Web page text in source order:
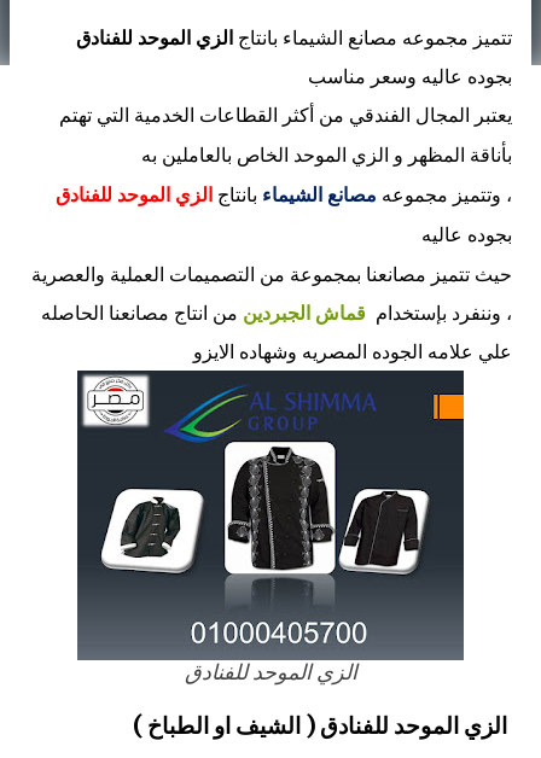
تتميز مجموعه مصانع الشيماء بانتاج الزي الموحد للفنادق
بجوده عاليه وسعر مناسب
يعتبر المجال الفندقي من أكثر القطاعات الخدمية التي تهتم
بأناقة المظهر و الزي الموحد الخاص بالعاملين به
، وتتميز مجموعه مصانع الشيماء بانتاج الزي الموحد للفنادق
بجوده عاليه
حيث تتميز مصانعنا بمجموعة من التصميمات العملية والعصرية
، وننفرد بإستخدام قماش الجبردين من انتاج مصانعنا الحاصله
علي علامه الجوده المصريه وشهاده الايزو
الزي الموحد للفنادق
الزي الموحد للفنادق ( الشيف او الطباخ )